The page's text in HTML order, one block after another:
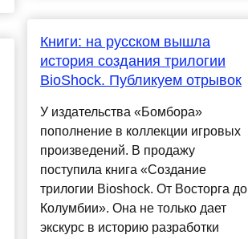
Книги: на русском вышла
история создания трилогии
BioShock. Публикуем отрывок
У издательства «Бомбора»
пополнение в коллекции игровых
произведений. В продажу
поступила книга «Создание
трилогии Bioshock. От Восторга до
Колумбии». Она не только дает
экскурс в историю разработки